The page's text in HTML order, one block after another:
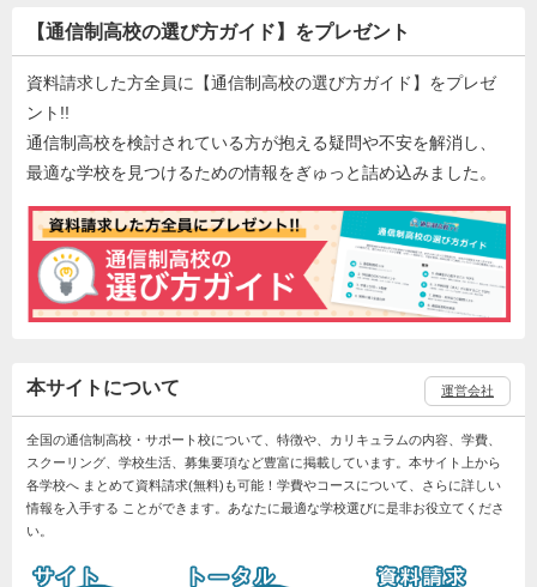
【通信制高校の選び方ガイド】をプレゼント
資料請求した方全員に【通信制高校の選び方ガイド】をプレゼ
ント!!
通信制高校を検討されている方が抱える疑問や不安を解消し、
最適な学校を見つけるための情報をぎゅっと詰め込みました。
本サイトについて 運営会社
全国の通信制高校・サポート校について、特徴や、カリキュラムの内容、学費、
スクーリング、学校生活、募集要項など豊富に掲載しています。本サイト上から
各学校へ まとめて資料請求(無料)も可能！学費やコースについて、さらに詳しい
情報を入手する ことができます。あなたに最適な学校選びに是非お役立てくださ
い。